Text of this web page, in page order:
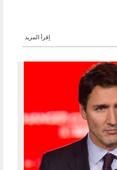
إقرأ المزيد